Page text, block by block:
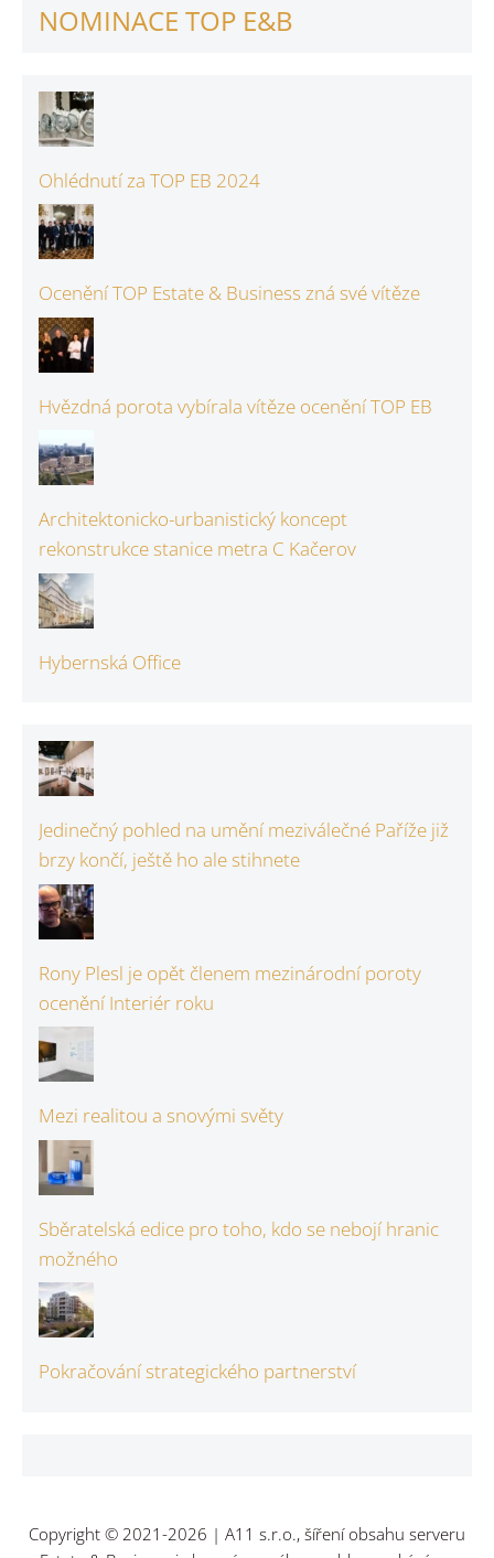
NOMINACE TOP E&B
Ohlédnutí za TOP EB 2024
Ocenění TOP Estate & Business zná své vítěze
Hvězdná porota vybírala vítěze ocenění TOP EB
Architektonicko-urbanistický koncept
rekonstrukce stanice metra C Kačerov
Hybernská Office
Jedinečný pohled na umění meziválečné Paříže již
brzy končí, ještě ho ale stihnete
Rony Plesl je opět členem mezinárodní poroty
ocenění Interiér roku
Mezi realitou a snovými světy
Sběratelská edice pro toho, kdo se nebojí hranic
možného
Pokračování strategického partnerství
Copyright © 2021-2026 | A11 s.r.o., šíření obsahu serveru